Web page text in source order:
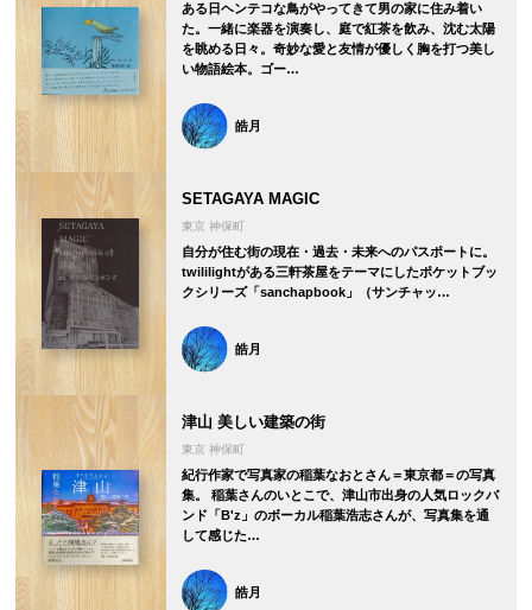
ある日ヘンテコな鳥がやってきて男の家に住み着い
た。一緒に楽器を演奏し、庭で紅茶を飲み、沈む太陽
を眺める日々。奇妙な愛と友情が優しく胸を打つ美し
い物語絵本。ゴー…
皓月
SETAGAYA MAGIC
東京 神保町
自分が住む街の現在・過去・未来へのパスポートに。
twililightがある三軒茶屋をテーマにしたポケットブッ
クシリーズ「sanchapbook」（サンチャッ…
皓月
津山 美しい建築の街
東京 神保町
紀行作家で写真家の稲葉なおとさん＝東京都＝の写真
集。 稲葉さんのいとこで、津山市出身の人気ロックバ
ンド「B'z」のボーカル稲葉浩志さんが、写真集を通
して感じた…
皓月